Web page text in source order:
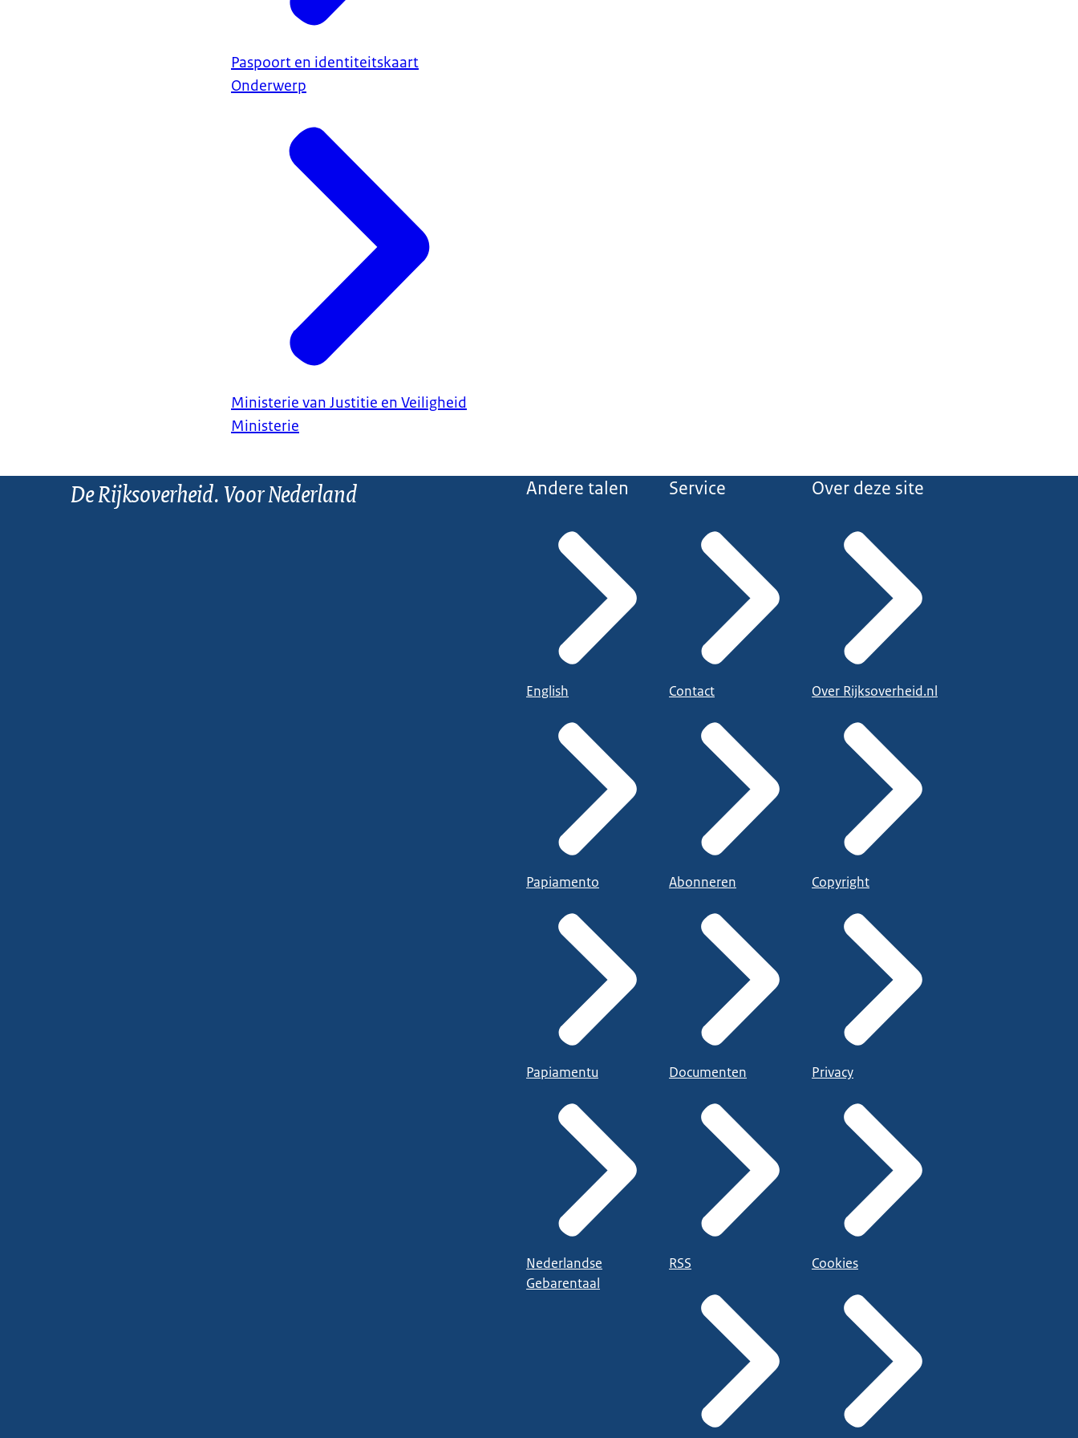
Paspoort en identiteitskaart
Onderwerp
Ministerie van Justitie en Veiligheid
Ministerie
De Rijksoverheid. Voor Nederland Andere talen
English
Papiamento
Papiamentu
Nederlandse
Gebarentaal
Service
Contact
Abonneren
Documenten
RSS
Over deze site
Over Rijksoverheid.nl
Copyright
Privacy
Cookies